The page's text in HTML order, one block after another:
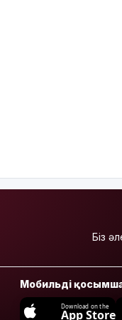
Біз
Мобильді
Download on the
App Store